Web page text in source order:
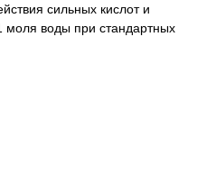
сильных кислот и
моля воды при стандартных